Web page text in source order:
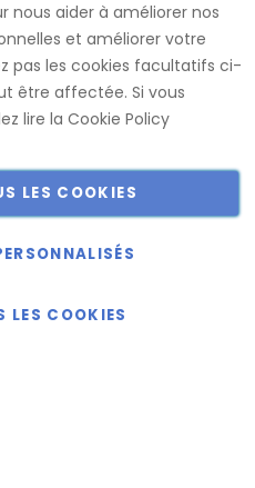
confectionnés dans nos
offrir le plus large choix
nous aider à améliorer nos
et améliorer votre
pas les cookies facultatifs ci-
être affectée. Si vous
lire la Cookie Policy
LES COOKIES
LES COOKIES